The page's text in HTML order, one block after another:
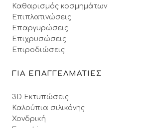
Καθαρισμός κοσμημάτων
Επιπλατινώσεις
Επαργυρώσεις
Επιχρυσώσεις
Επιροδιώσεις
ΓΙΑ ΕΠΑΓΓΕΛΜΑΤΙΕΣ
3D Εκτυπώσεις
Καλούπια σιλικόνης
Χονδρική